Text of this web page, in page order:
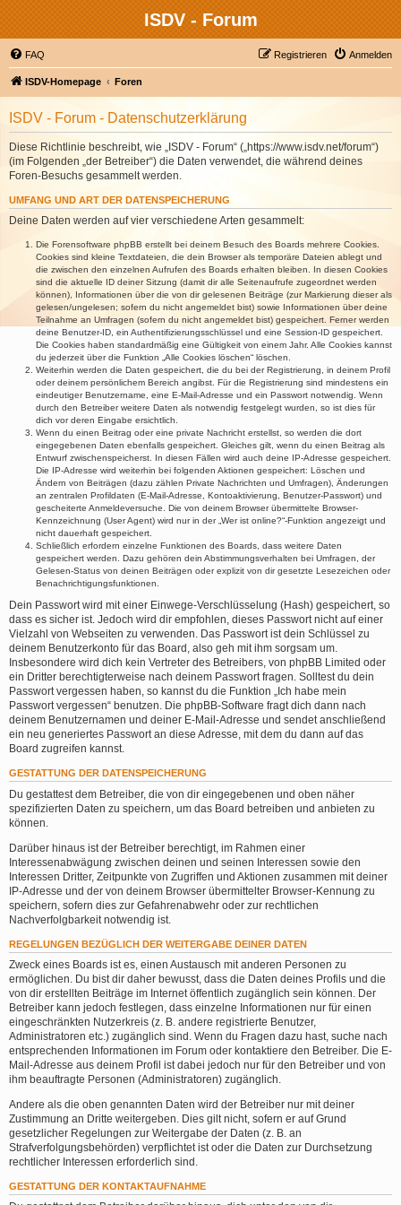
ISDV - Forum
FAQ Anmelden
Registrieren
ISDV-Homepage Foren
ISDV - Forum - Datenschutzerklärung
Diese Richtlinie beschreibt, wie „ISDV - Forum“ („https://www.isdv.net/forum“)
(im Folgenden „der Betreiber“) die Daten verwendet, die während deines
Foren-Besuchs gesammelt werden.
UMFANG UND ART DER DATENSPEICHERUNG
Deine Daten werden auf vier verschiedene Arten gesammelt:
Die Forensoftware phpBB erstellt bei deinem Besuch des Boards mehrere Cookies.
Cookies sind kleine Textdateien, die dein Browser als temporäre Dateien ablegt und
die zwischen den einzelnen Aufrufen des Boards erhalten bleiben. In diesen Cookies
sind die aktuelle ID deiner Sitzung (damit dir alle Seitenaufrufe zugeordnet werden
können), Informationen über die von dir gelesenen Beiträge (zur Markierung dieser als
gelesen/ungelesen; sofern du nicht angemeldet bist) sowie Informationen über deine
Teilnahme an Umfragen (sofern du nicht angemeldet bist) gespeichert. Ferner werden
deine Benutzer-ID, ein Authentifizierungsschlüssel und eine Session-ID gespeichert.
Die Cookies haben standardmäßig eine Gültigkeit von einem Jahr. Alle Cookies kannst
du jederzeit über die Funktion „Alle Cookies löschen“ löschen.
Weiterhin werden die Daten gespeichert, die du bei der Registrierung, in deinem Profil
oder deinem persönlichem Bereich angibst. Für die Registrierung sind mindestens ein
eindeutiger Benutzername, eine E-Mail-Adresse und ein Passwort notwendig. Wenn
durch den Betreiber weitere Daten als notwendig festgelegt wurden, so ist dies für
dich vor deren Eingabe ersichtlich.
Wenn du einen Beitrag oder eine private Nachricht erstellst, so werden die dort
eingegebenen Daten ebenfalls gespeichert. Gleiches gilt, wenn du einen Beitrag als
Entwurf zwischenspeicherst. In diesen Fällen wird auch deine IP-Adresse gespeichert.
Die IP-Adresse wird weiterhin bei folgenden Aktionen gespeichert: Löschen und
Ändern von Beiträgen (dazu zählen Private Nachrichten und Umfragen), Änderungen
an zentralen Profildaten (E-Mail-Adresse, Kontoaktivierung, Benutzer-Passwort) und
gescheiterte Anmeldeversuche. Die von deinem Browser übermittelte Browser-
Kennzeichnung (User Agent) wird nur in der „Wer ist online?“-Funktion angezeigt und
nicht dauerhaft gespeichert.
Schließlich erfordern einzelne Funktionen des Boards, dass weitere Daten
gespeichert werden. Dazu gehören dein Abstimmungsverhalten bei Umfragen, der
Gelesen-Status von deinen Beiträgen oder explizit von dir gesetzte Lesezeichen oder
Benachrichtigungsfunktionen.
Dein Passwort wird mit einer Einwege-Verschlüsselung (Hash) gespeichert, so
dass es sicher ist. Jedoch wird dir empfohlen, dieses Passwort nicht auf einer
Vielzahl von Webseiten zu verwenden. Das Passwort ist dein Schlüssel zu
deinem Benutzerkonto für das Board, also geh mit ihm sorgsam um.
Insbesondere wird dich kein Vertreter des Betreibers, von phpBB Limited oder
ein Dritter berechtigterweise nach deinem Passwort fragen. Solltest du dein
Passwort vergessen haben, so kannst du die Funktion „Ich habe mein
Passwort vergessen“ benutzen. Die phpBB-Software fragt dich dann nach
deinem Benutzernamen und deiner E-Mail-Adresse und sendet anschließend
ein neu generiertes Passwort an diese Adresse, mit dem du dann auf das
Board zugreifen kannst.
GESTATTUNG DER DATENSPEICHERUNG
Du gestattest dem Betreiber, die von dir eingegebenen und oben näher
spezifizierten Daten zu speichern, um das Board betreiben und anbieten zu
können.
Darüber hinaus ist der Betreiber berechtigt, im Rahmen einer
Interessenabwägung zwischen deinen und seinen Interessen sowie den
Interessen Dritter, Zeitpunkte von Zugriffen und Aktionen zusammen mit deiner
IP-Adresse und der von deinem Browser übermittelter Browser-Kennung zu
speichern, sofern dies zur Gefahrenabwehr oder zur rechtlichen
Nachverfolgbarkeit notwendig ist.
REGELUNGEN BEZÜGLICH DER WEITERGABE DEINER DATEN
Zweck eines Boards ist es, einen Austausch mit anderen Personen zu
ermöglichen. Du bist dir daher bewusst, dass die Daten deines Profils und die
von dir erstellten Beiträge im Internet öffentlich zugänglich sein können. Der
Betreiber kann jedoch festlegen, dass einzelne Informationen nur für einen
eingeschränkten Nutzerkreis (z. B. andere registrierte Benutzer,
Administratoren etc.) zugänglich sind. Wenn du Fragen dazu hast, suche nach
entsprechenden Informationen im Forum oder kontaktiere den Betreiber. Die E-
Mail-Adresse aus deinem Profil ist dabei jedoch nur für den Betreiber und von
ihm beauftragte Personen (Administratoren) zugänglich.
Andere als die oben genannten Daten wird der Betreiber nur mit deiner
Zustimmung an Dritte weitergeben. Dies gilt nicht, sofern er auf Grund
gesetzlicher Regelungen zur Weitergabe der Daten (z. B. an
Strafverfolgungsbehörden) verpflichtet ist oder die Daten zur Durchsetzung
rechtlicher Interessen erforderlich sind.
GESTATTUNG DER KONTAKTAUFNAHME